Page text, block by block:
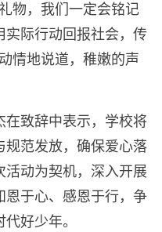
物，我们一定会铭记
实际行动回报社会，传
情地说道，稚嫩的声
在致辞中表示，学校将
规范发放，确保爱心落
活动为契机，深入开展
恩于心、感恩于行，争
好少年。